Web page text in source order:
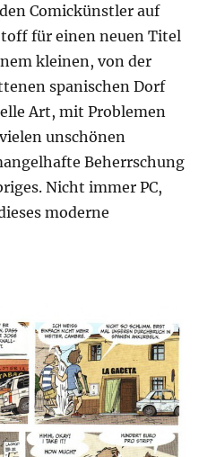
Comickünstler auf
für einen neuen Titel
kleinen, von der
spanischen Dorf
Art, mit Problemen
unschönen
Beherrschung
Nicht immer PC,
moderne